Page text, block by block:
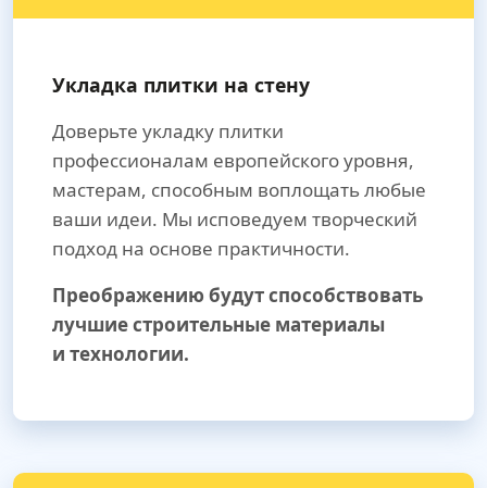
Укладка плитки на стену
Доверьте укладку плитки
профессионалам европейского уровня,
мастерам, способным воплощать любые
ваши идеи. Мы исповедуем творческий
подход на основе практичности.
Преображению будут способствовать
лучшие строительные материалы
и технологии.